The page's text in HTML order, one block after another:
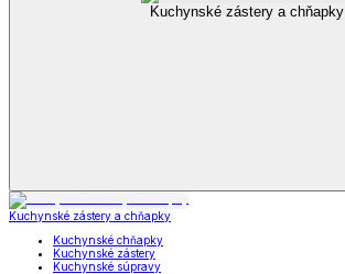
Kuchynské zástery a chňapky
Kuchynské zástery a chňapky
Kuchynské chňapky
Kuchynské zástery
Kuchynské súpravy